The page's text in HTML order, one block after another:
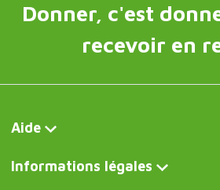
Donner, c'est
recevoir en
Aide
Informations légales